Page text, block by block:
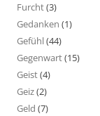
Furcht(3)
Gedanken (1)
Gefühl(44)
Gegenwart(15)
Geist(4)
Geiz(2)
Geld (7)